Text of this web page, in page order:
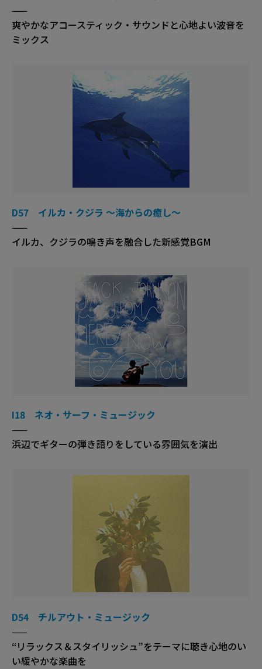
——
爽やかなアコースティック・サウンドと心地よい波音を
ミックス
D57 イルカ・クジラ ～海からの癒し～
——
イルカ、クジラの鳴き声を融合した新感覚BGM
I18 ネオ・サーフ・ミュージック
——
浜辺でギターの弾き語りをしている雰囲気を演出
D54 チルアウト・ミュージック
——
“リラックス＆スタイリッシュ”をテーマに聴き心地のい
い緩やかな楽曲を